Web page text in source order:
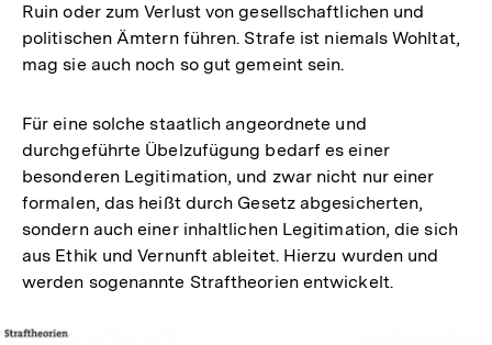
Ruin oder zum Verlust von gesellschaftlichen und
politischen Ämtern führen. Strafe ist niemals Wohltat,
mag sie auch noch so gut gemeint sein.
Für eine solche staatlich angeordnete und
durchgeführte Übelzufügung bedarf es einer
besonderen Legitimation, und zwar nicht nur einer
formalen, das heißt durch Gesetz abgesicherten,
sondern auch einer inhaltlichen Legitimation, die sich
aus Ethik und Vernunft ableitet. Hierzu wurden und
werden sogenannte Straftheorien entwickelt.